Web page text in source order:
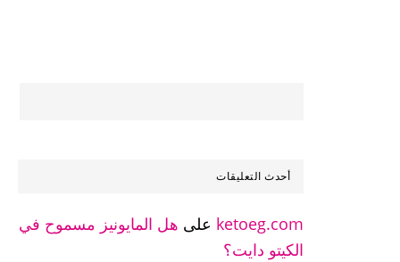
أحدث التعليقات
ketoeg.com على هل المايونيز مسموح في
الكيتو دايت؟